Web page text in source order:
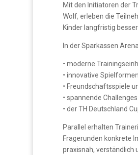
Mit den Initiatoren der
Wolf, erleben die
Kinder langfristig
In der Sparkassen
• moderne
• innovative Spielformen
• Freundschaftsspiele
• spannende
• der TH Deutschland
Parallel erhalten
Fragerunden konkrete
praxisnah, verständlich